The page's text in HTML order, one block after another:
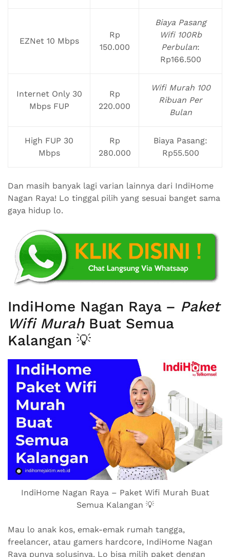
EZNet 10 Mbps
Rp
150.000
Biaya Pasang
Wifi 100Rb
Perbulan:
Rp166.500
Internet Only 30
Mbps FUP
Rp
220.000
Wifi Murah 100
Ribuan Per
Bulan
High FUP 30
Mbps
Rp
280.000
Biaya Pasang:
Rp55.500
Dan masih banyak lagi varian lainnya dari IndiHome
Nagan Raya! Lo tinggal pilih yang sesuai banget sama
gaya hidup lo.
IndiHome Nagan Raya – Paket
Wifi MurahBuat Semua
Kalangan 💡
IndiHome Nagan Raya – Paket Wifi Murah Buat
Semua Kalangan 💡
Mau lo anak kos, emak-emak rumah tangga,
freelancer, atau gamers hardcore, IndiHome Nagan
Raya punya solusinya. Lo bisa milih paket dengan